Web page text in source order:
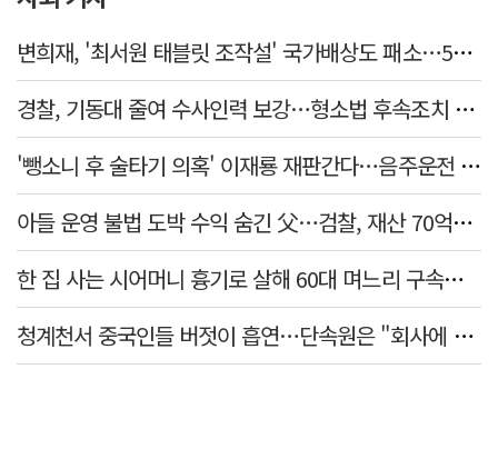
변희재, '최서원 태블릿 조작설' 국가배상도 패소…5천만원 청구 기각
경찰, 기동대 줄여 수사인력 보강…형소법 후속조치 본격화
'뺑소니 후 술타기 의혹' 이재룡 재판간다…음주운전 혐의 제외
아들 운영 불법 도박 수익 숨긴 父…검찰, 재산 70억원 몰수
한 집 사는 시어머니 흉기로 살해 60대 며느리 구속…범행 동기는
청계천서 중국인들 버젓이 흡연…단속원은 "회사에 알려라" 딴청